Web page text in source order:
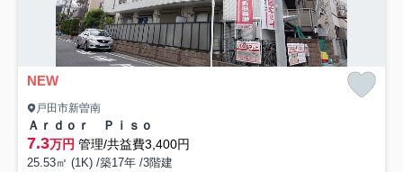
NEW
戸田市新曽南
Ａｒｄｏｒ Ｐｉｓｏ
7.3万円 管理/共益費3,400円
25.53㎡ (1K) /築17年 /3階建